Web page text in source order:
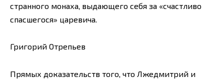
странного монаха, выдающего себя за «счастливо
спасшегося» царевича.
Григорий Отрепьев
Прямых доказательств того, что Лжедмитрий и